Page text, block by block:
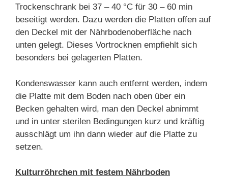
Trockenschrank bei 37 – 40 °C für 30 – 60 min
beseitigt werden. Dazu werden die Platten offen auf
den Deckel mit der Nährbodenoberfläche nach
unten gelegt. Dieses Vortrocknen empfiehlt sich
besonders bei gelagerten Platten.
Kondenswasser kann auch entfernt werden, indem
die Platte mit dem Boden nach oben über ein
Becken gehalten wird, man den Deckel abnimmt
und in unter sterilen Bedingungen kurz und kräftig
ausschlägt um ihn dann wieder auf die Platte zu
setzen.
Kulturröhrchen mit festem Nährboden